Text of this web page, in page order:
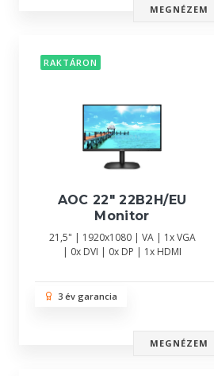
MEGNÉZEM
RAKTÁRON
AOC 22" 22B2H/EU
Monitor
21,5" | 1920x1080 | VA | 1x VGA
| 0x DVI | 0x DP | 1x HDMI
3 év garancia
MEGNÉZEM